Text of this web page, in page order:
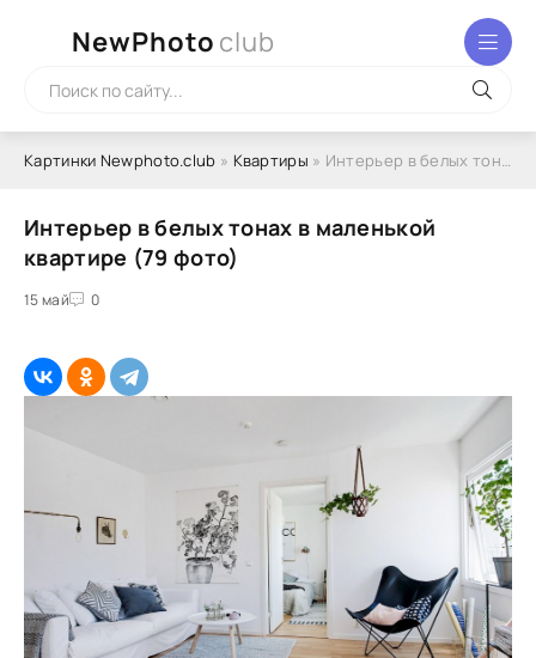
NewPhoto club
Картинки Newphoto.club » Квартиры » Интерьер в белых тонах в маленькой квартире (79 фото)
Интерьер в белых тонах в маленькой
квартире (79 фото)
15 май 0